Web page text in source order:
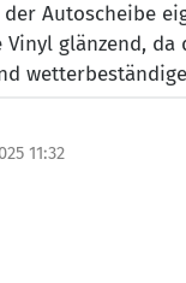
Autoscheibe
Vinyl glänzend, da
11:32